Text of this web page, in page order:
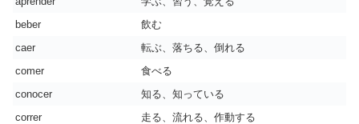
beber
飲む
caer
転ぶ、落ちる、倒れる
comer
食べる
conocer
知る、知っている
correr
走る、流れる、作動する